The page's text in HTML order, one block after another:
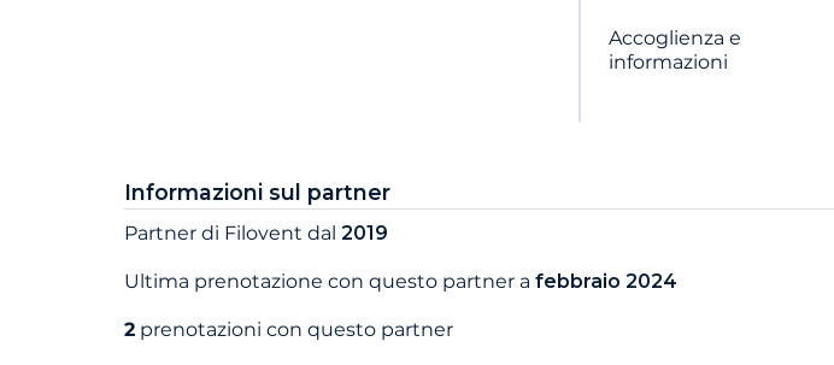
Accoglienza e
informazioni
Informazioni sul partner
Partner di Filovent dal 2019
Ultima prenotazione con questo partner a febbraio 2024
2 prenotazioni con questo partner